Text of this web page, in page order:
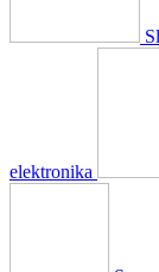
elektronika